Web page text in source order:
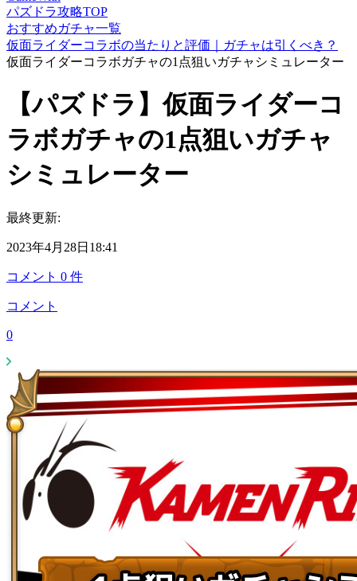
パズドラ攻略TOP
おすすめガチャ一覧
仮面ライダーコラボの当たりと評価｜ガチャは引くべき？
仮面ライダーコラボガチャの1点狙いガチャシミュレーター
【パズドラ】仮面ライダーコ
ラボガチャの1点狙いガチャ
シミュレーター
最終更新:
2023年4月28日18:41
コメント 0 件
コメント
0